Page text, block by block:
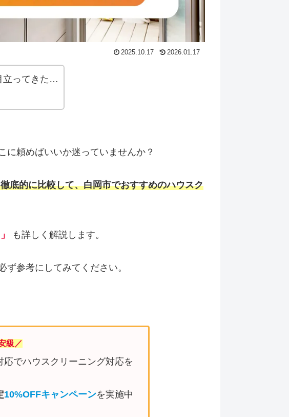
2025.10.17 2026.01.17
立ってきた…
に頼めばいいか迷っていませんか？
底的に比較して、白岡市でおすすめのハウスク
も詳しく解説します。
参考にしてみてください。
級／
応でハウスクリーニング対応を
10%OFFキャンペーンを実施中